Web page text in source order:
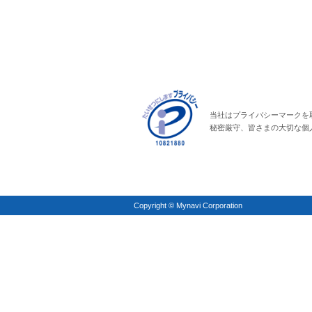
当社はプライバシーマークを
秘密厳守、皆さまの大切な個
Copyright © Mynavi Corporation